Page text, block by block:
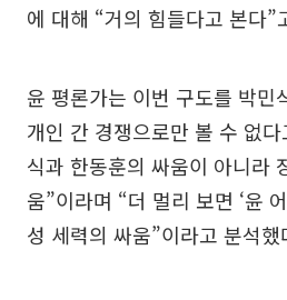
에 대해 “거의 힘들다고 본다”
윤 평론가는 이번 구도를 박민
개인 간 경쟁으로만 볼 수 없
식과 한동훈의 싸움이 아니라
움”이라며 “더 멀리 보면 ‘윤
성 세력의 싸움”이라고 분석했